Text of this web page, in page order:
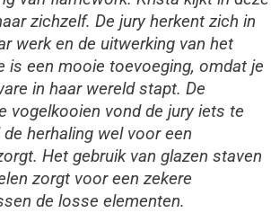
zichzelf. De jury herkent zich in
werk en de uitwerking van het
is een mooie toevoeging, omdat je
in haar wereld stapt. De
vogelkooien vond de jury iets te
herhaling wel voor een
Het gebruik van glazen staven
zorgt voor een zekere
de losse elementen.